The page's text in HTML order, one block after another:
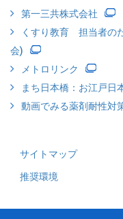
第一三共株式会社
くすり教育 担当者の
会)
メトロリンク
まち日本橋：お江戸日
動画でみる薬剤耐性対
サイトマップ
推奨環境